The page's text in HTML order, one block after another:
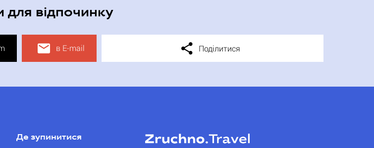
для відпочинку
в E-mail Поділитися
Де зупинитися